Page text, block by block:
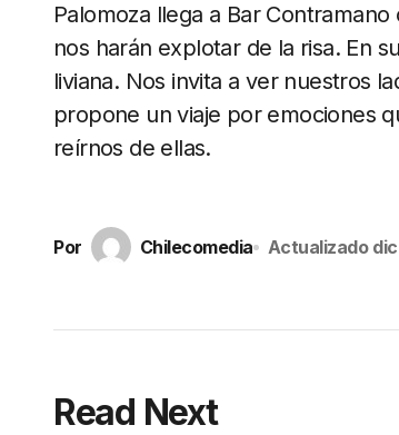
Palomoza llega a Bar
nos harán explotar de la risa. En
liviana. Nos invita a ver nuestros
propone un viaje por emociones
reírnos de ellas.
Por Chilecomedia Actualizado
Read Next